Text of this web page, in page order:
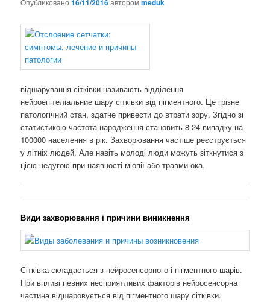
16/11/2016 meduk
відшарування сітківки називають відділення
нейроепітеліальние шару сітківки від пігментного. Це грізне
патологічний стан, здатне привести до втрати зору. Згідно зі
статистикою частота народження становить 8-24 випадку на
100000 населення в рік. Захворювання частіше реєструється
у літніх людей. Але навіть молоді люди можуть зіткнутися з
цією недугою при наявності міопії або травми ока.
Види захворювання і причини виникнення
Сітківка складається з нейросенсорного і пігментного шарів.
При впливі певних несприятливих факторів нейросенсорна
частина відшаровується від пігментного шару сітківки.